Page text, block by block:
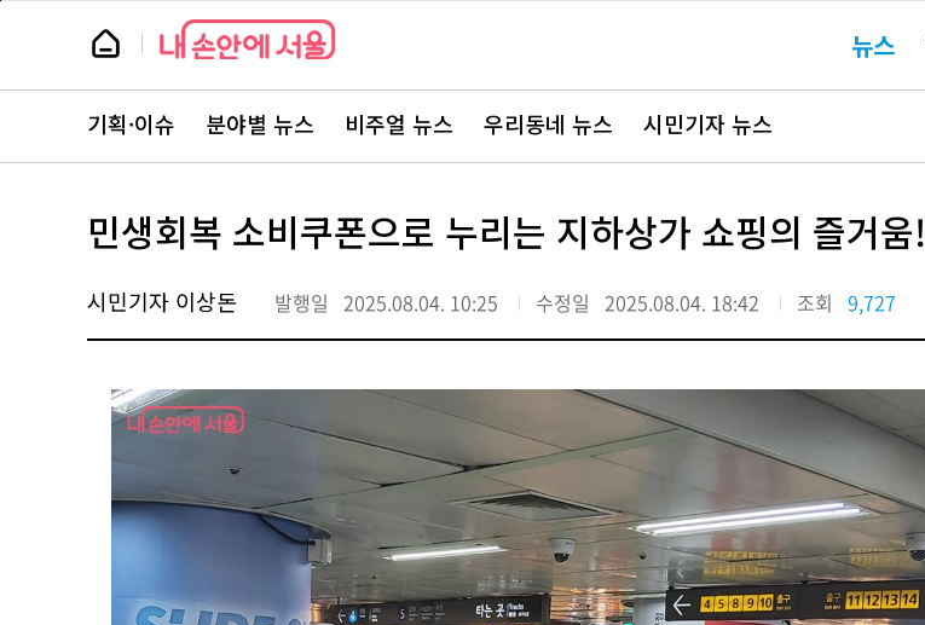
본
뉴
스 요뉴스
뉴
스
주
서
바
로
기획·이슈 분야별 뉴스 비주얼 뉴스 우리동네 뉴스 시민기자 뉴스
민생회복 소비쿠폰으로 누리는 지하상가 쇼핑의 즐거움!
시민기자 이상돈 발행일 2025.08.04. 10:25 수정일 2025.08.04. 18:42 조회 9,727
페